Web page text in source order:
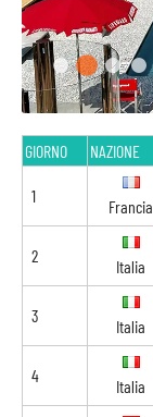
GIORNO NAZIONE
1
Francia
2
Italia
3
Italia
4
Italia